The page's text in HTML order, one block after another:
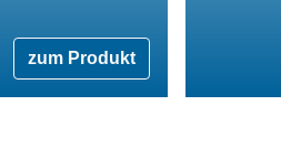
zum Produkt